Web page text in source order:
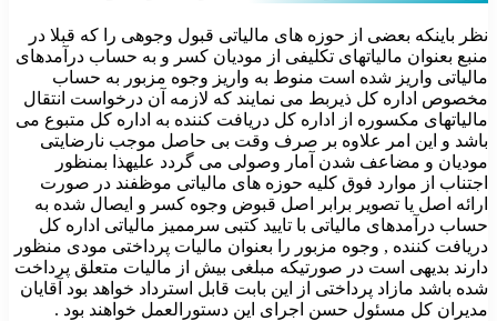
نظر باینکه بعضی از حوزه های مالیاتی قبول وجوهی را که قبلا در
منبع بعنوان مالیاتهای تکلیفی از مودیان کسر و به حساب درآمدهای
مالیاتی واریز شده است منوط به واریز وجوه مزبور به حساب
مخصوص اداره کل ذیربط می نمایند که لازمه آن درخواست انتقال
مالیاتهای مکسوره از اداره کل دریافت کننده به اداره کل متبوع می
باشد و این امر علاوه بر صرف وقت بی حاصل موجب نارضایتی
مودیان و مضاعف شدن آمار وصولی می گردد علیهذا بمنظور
اجتناب از موارد فوق کلیه حوزه های مالیاتی موظفند در صورت
ارائه اصل یا تصویر برابر اصل قبوض وجوه کسر و ایصال شده به
حساب درآمدهای مالیاتی با تایید کتبی سرممیز مالیاتی اداره کل
دریافت کننده , وجوه مزبور را بعنوان مالیات پرداختی مودی منظور
دارند بدیهی است در صورتیکه مبلغی بیش از مالیات متعلق پرداخت
شده باشد مازاد پرداختی از این بابت قابل استرداد خواهد بود آقایان
مدیران کل مسئول حسن اجرای این دستورالعمل خواهند بود .